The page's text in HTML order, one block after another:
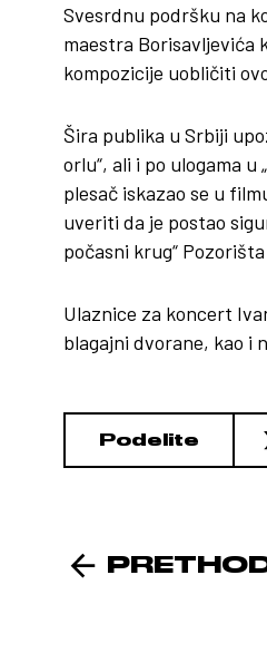
Svesrdnu podršku na
maestra Borisavljevića
kompozicije uobličiti
Šira publika u Srbiji
orlu“, ali i po ulogama u
plesač iskazao se u
uveriti da je postao
počasni krug“
Ulaznice za koncert
blagajni dvorane, kao i
Podelite